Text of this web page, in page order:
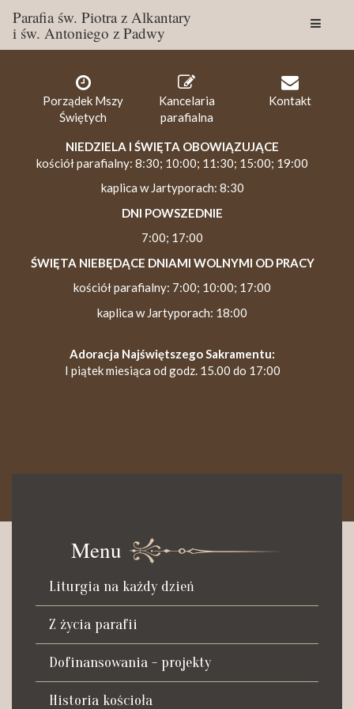
Parafia św. Piotra z Alkantary
i św. Antoniego z Padwy
Porządek Mszy
Świętych
Kancelaria
parafialna
Kontakt
NIEDZIELA I ŚWIĘTA OBOWIĄZUJĄCE
kościół parafialny: 8:30; 10:00; 11:30; 15:00; 19:00
kaplica w Jartyporach: 8:30
DNI POWSZEDNIE
7:00; 17:00
ŚWIĘTA NIEBĘDĄCE DNIAMI WOLNYMI OD PRACY
kościół parafialny: 7:00; 10:00; 17:00
kaplica w Jartyporach: 18:00
Adoracja Najświętszego Sakramentu:
I piątek miesiąca od godz. 15.00 do 17:00
Czynna od poniedziałku do soboty do godz. 8.30 oraz po Mszy
św. wieczornej do godz. 18.00.
Telefon dyżurny: +48 665 034 305
Zwiedzanie kościoła i ekspozycji muzealnej:
kustosz-przewodnik
Roman Postek + 48 667 684 406
Parafia św. Piotra z Alkantary
i św. Antoniego z Padwy
Menu
Liturgia na każdy dzień
Z życia parafii
Dofinansowania - projekty
Historia kościoła